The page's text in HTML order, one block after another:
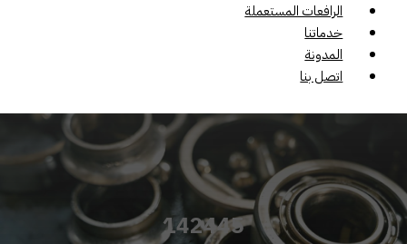
الرافعات المستعملة
خدماتنا
المدونة
اتصل بنا
142445